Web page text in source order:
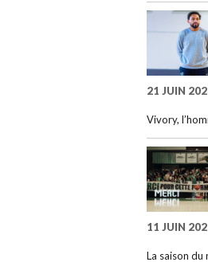
21 JUIN
Vivory,
11 JUIN
La saison du